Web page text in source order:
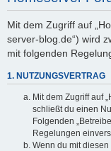
Mit dem Zugriff auf
server-blog.de“) wird
mit folgenden
1. NUTZUNGSVERTRAG
Mit dem Zugriff auf
schließt du einen
Folgenden
Regelungen
Wenn du mit